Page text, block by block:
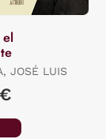
el
JOSÉ LUIS